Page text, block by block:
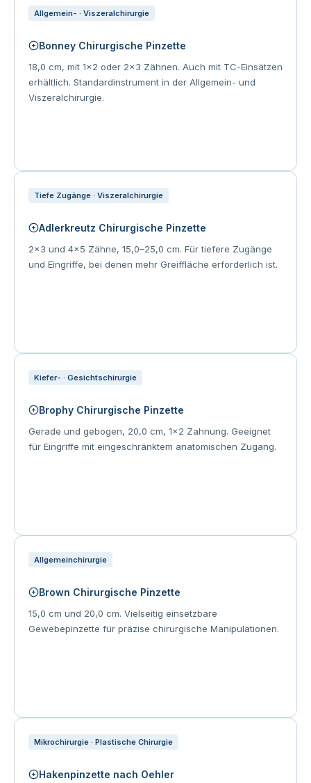
Allgemein- · Viszeralchirurgie
Bonney Chirurgische Pinzette
18,0 cm, mit 1×2 oder 2×3 Zähnen. Auch mit TC-Einsätzen
erhältlich. Standardinstrument in der Allgemein- und
Viszeralchirurgie.
Tiefe Zugänge · Viszeralchirurgie
Adlerkreutz Chirurgische Pinzette
2×3 und 4×5 Zähne, 15,0–25,0 cm. Für tiefere Zugänge
und Eingriffe, bei denen mehr Greiffläche erforderlich ist.
Kiefer- · Gesichtschirurgie
Brophy Chirurgische Pinzette
Gerade und gebogen, 20,0 cm, 1×2 Zahnung. Geeignet
für Eingriffe mit eingeschränktem anatomischen Zugang.
Allgemeinchirurgie
Brown Chirurgische Pinzette
15,0 cm und 20,0 cm. Vielseitig einsetzbare
Gewebepinzette für präzise chirurgische Manipulationen.
Mikrochirurgie · Plastische Chirurgie
Hakenpinzette nach Oehler